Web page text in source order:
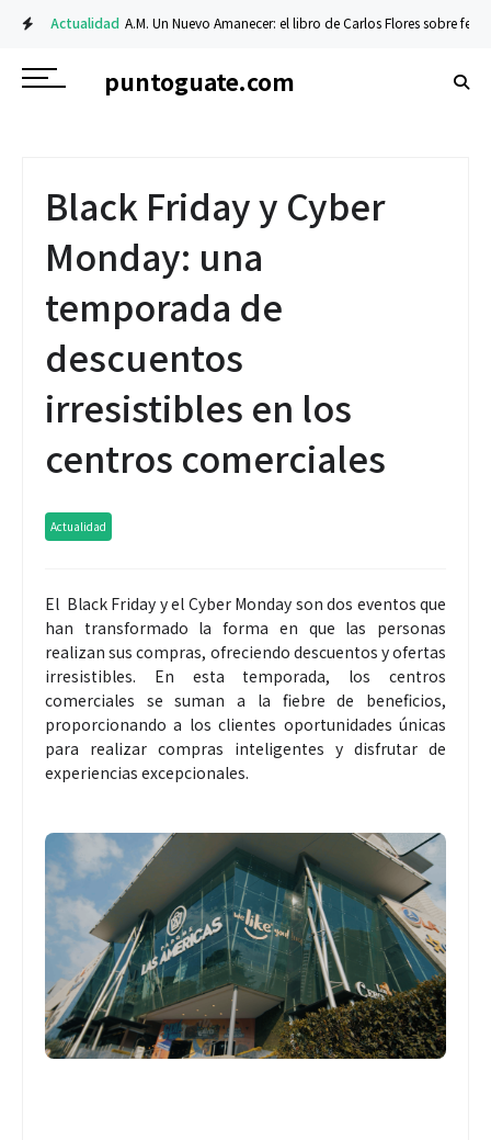
Actualidad A.M. Un Nuevo Amanecer: el libro de Carlos Flores sobre fe y
puntoguate.com
Black Friday y Cyber
Monday: una
temporada de
descuentos
irresistibles en los
centros comerciales
Actualidad
El Black Friday y el Cyber Monday son dos eventos que
han transformado la forma en que las personas
realizan sus compras, ofreciendo descuentos y ofertas
irresistibles. En esta temporada, los centros
comerciales se suman a la fiebre de beneficios,
proporcionando a los clientes oportunidades únicas
para realizar compras inteligentes y disfrutar de
experiencias excepcionales.